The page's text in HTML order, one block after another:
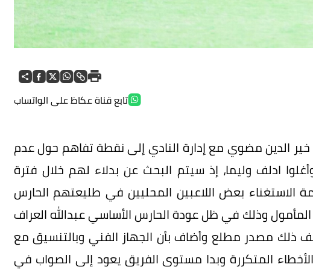
تابع قناة عكاظ على الواتساب
خير الدين مضوي مع إدارة النادي إلى نقطة تفاهم حول عدم
ادلف وليما، إذ سيتم البحث عن بدلاء لهم خلال فترة
الاستغناء بعض اللاعبين المحليين في طليعتهم الحارس
وذلك في ظل عودة الحارس الأساسي عبدالله العراف
ذلك مصدر مطلع وأضاف بأن الجهاز الفني وبالتنسيق مع
المتكررة وبدا مستوى الفريق يعود إلى الصواب في